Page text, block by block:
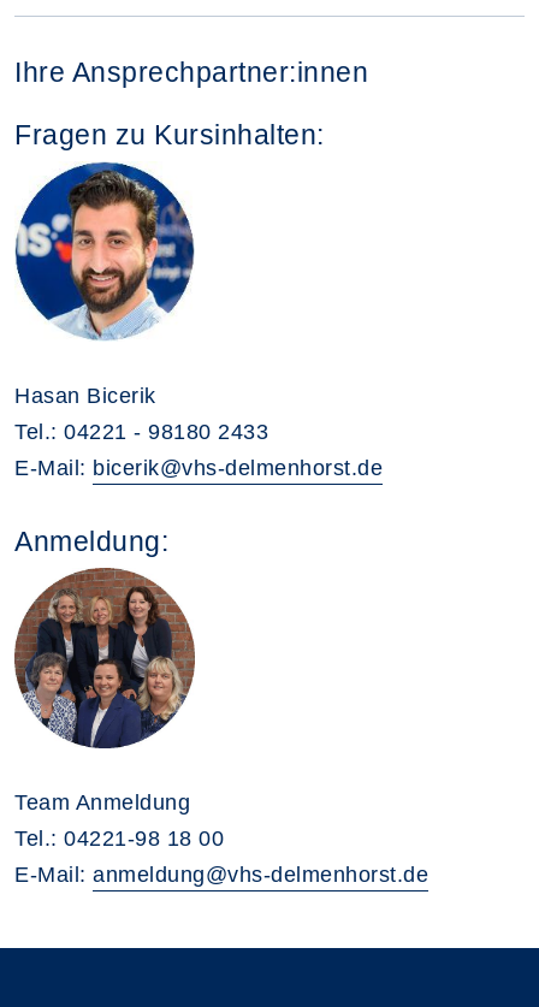
Ihre Ansprechpartner:innen
Fragen zu Kursinhalten:
Hasan Bicerik
Tel.: 04221 - 98180 2433
E-Mail: bicerik@vhs-delmenhorst.de
Anmeldung:
Team Anmeldung
Tel.: 04221-98 18 00
E-Mail: anmeldung@vhs-delmenhorst.de